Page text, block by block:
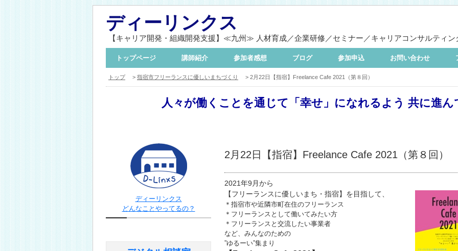
ディーリンクス
【キャリア開発・組織開発支援】≪九州≫ 人材育成／企業研修／セミナー／キャリアコンサルティン
トップページ 講師紹介 参加者感想 ブログ 参加申込 お問い合わせ
トップ > 指宿市フリーランスに優しいまちづくり > 2月22日【指宿】Freelance Cafe 2021（第８回）
人々が働くことを通じて「幸せ」になれるよう 共に進
ディーリンクス
どんなことやってるの？
2月22日【指宿】Freelance Cafe 2021（第８回）
2021年9月から
【フリーランスに優しいまち・指宿】を目指して、
＊指宿市や近隣市町在住のフリーランス
＊フリーランスとして働いてみたい方
＊フリーランスと交流したい事業者
など、みんなのための
”ゆるーい”集まり